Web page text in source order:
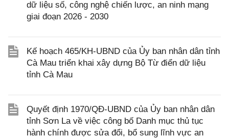
dữ liệu số, công nghệ chiến lược, an ninh mạng
giai đoạn 2026 - 2030
Kế hoạch 465/KH-UBND của Ủy ban nhân dân tỉnh
Cà Mau triển khai xây dựng Bộ Từ điển dữ liệu
tỉnh Cà Mau
Quyết định 1970/QĐ-UBND của Ủy ban nhân dân
tỉnh Sơn La về việc công bố Danh mục thủ tục
hành chính được sửa đổi, bổ sung lĩnh vực an